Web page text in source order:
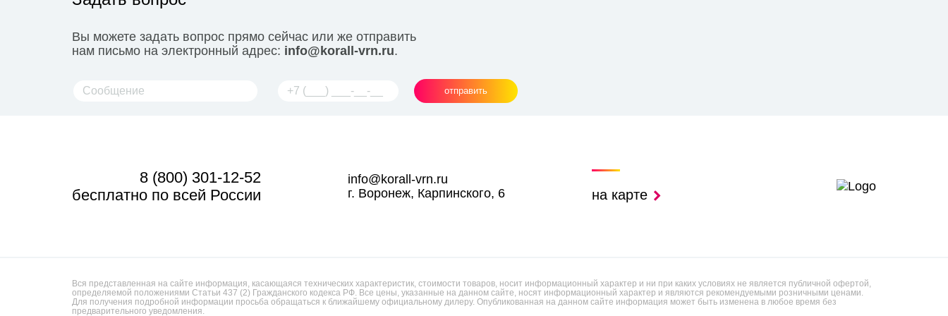
Вы можете задать вопрос прямо сейчас или же отправить
нам письмо на электронный адрес: info@korall-vrn.ru.
отправить
8 (800) 301-12-52
бесплатно по всей России
info@korall-vrn.ru
г. Воронеж, Карпинского, 6
на карте
Вся представленная на сайте информация, касающаяся технических характеристик, стоимости товаров, носит информационный характер и ни при каких условиях не является публичной офертой,
определяемой положениями Статьи 437 (2) Гражданского кодекса РФ. Все цены, указанные на данном сайте, носят информационный характер и являются рекомендуемыми розничными ценами.
Для получения подробной информации просьба обращаться к ближайшему официальному дилеру. Опубликованная на данном сайте информация может быть изменена в любое время без
предварительного уведомления.